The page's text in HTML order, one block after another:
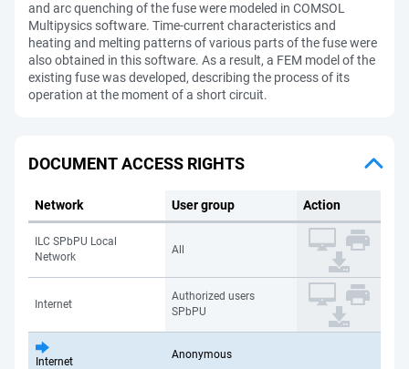
and arc quenching of the fuse were modeled in COMSOL
Multipysics software. Time-current characteristics and
heating and melting patterns of various parts of the fuse were
also obtained in this software. As a result, a FEM model of the
existing fuse was developed, describing the process of its
operation at the moment of a short circuit.
DOCUMENT ACCESS RIGHTS
Network User group Action
ILC SPbPU Local
Network
All
Internet
Authorized users
SPbPU
Internet
Anonymous